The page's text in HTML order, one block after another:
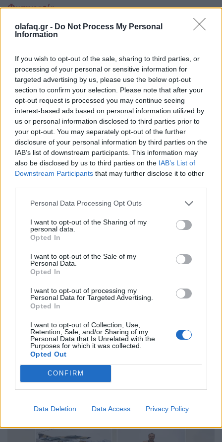
olafaq.gr - Do Not Process My Personal
Information
If you wish to opt-out of the sale, sharing to third parties, or
processing of your personal or sensitive information for
targeted advertising by us, please use the below opt-out
section to confirm your selection. Please note that after your
opt-out request is processed you may continue seeing
interest-based ads based on personal information utilized by
us or personal information disclosed to third parties prior to
your opt-out. You may separately opt-out of the further
disclosure of your personal information by third parties on the
IAB’s list of downstream participants. This information may
also be disclosed by us to third parties on the IAB’s List of
Downstream Participants that may further disclose it to other
Personal Data Processing Opt Outs
I want to opt-out of the Sharing of my
personal data.
Opted In
I want to opt-out of the Sale of my
Personal Data.
Opted In
I want to opt-out of processing my
Personal Data for Targeted Advertising.
Opted In
I want to opt-out of Collection, Use,
Retention, Sale, and/or Sharing of my
Personal Data that Is Unrelated with the
Purposes for which it was collected.
Opted Out
CONFIRM
Data Deletion Data Access Privacy Policy
Φωτογραφία
Ο Γιώργος Λάνθιμος φωτογραφίζει και εμείς
ανακαλύπτουμε τον Γιώργο
16.03.26
Ο Γιώργος Λάνθιμος λειτουργεί ως σιωπηλός παρατηρητής
που αποδομεί και ξαναχτίζει τη δική του πραγματικότητα. Οι
φωτογραφίες του είναι καλοδουλεμένα στιγμιότυπα αυτής της
αδιάκοπης αναζήτησης.
Φωτογραφία
Στο βασίλειο του φθηνού: Το China Mall της
Πρέβεζας ως καθρέφτης της εποχής
Ένας τεράστιος διάδρομος γεμάτος φθηνά αντικείμενα, χωρίς
μάρκες, χωρίς αφήγημα, μόνο η καθαρή, ωμή πράξη της
κατανάλωσης. Το China Mall της Πρέβεζας χωρίς να
προσπαθεί να γοητεύσει μας δείχνει ποιοι